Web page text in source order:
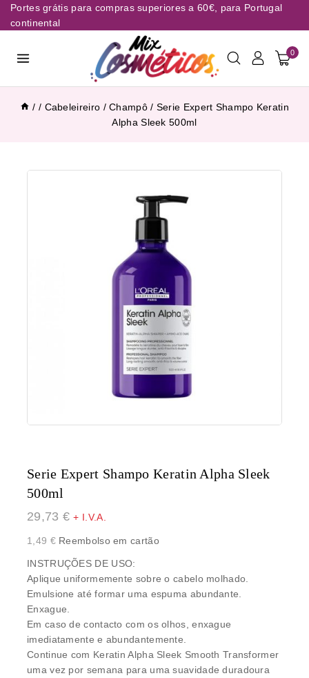
Portes grátis para compras superiores a 60€, para Portugal
continental
0
/ / Cabeleireiro / Champô / Serie Expert Shampo Keratin
Alpha Sleek 500ml
Serie Expert Shampo Keratin Alpha Sleek
500ml
29,73 € + I.V.A.
1,49 €Reembolso em cartão
INSTRUÇÕES DE USO:
Aplique uniformemente sobre o cabelo molhado.
Emulsione até formar uma espuma abundante.
Enxague.
Em caso de contacto com os olhos, enxague
imediatamente e abundantemente.
Continue com Keratin Alpha Sleek Smooth Transformer
uma vez por semana para uma suavidade duradoura